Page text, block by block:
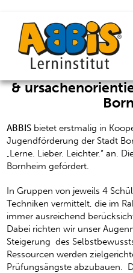
Mit
ABBIS
&
ABBIS bietet erstmalig in
Jugendförderung der Stadt
„Lerne. Lieber. Leichter.“ an.
Bornheim gefördert.
In Gruppen von jeweils 4
Techniken vermittelt, die im
immer ausreichend
Dabei richten wir unser
Steigerung des
Ressourcen werden
Prüfungsängste abzubauen.